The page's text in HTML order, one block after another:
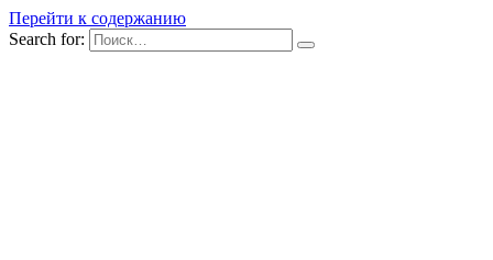
Перейти к содержанию
Search for: